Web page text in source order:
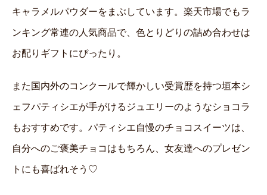
キャラメルパウダーをまぶしています。楽天市場でもラ
ンキング常連の人気商品で、色とりどりの詰め合わせは
お配りギフトにぴったり。
また国内外のコンクールで輝かしい受賞歴を持つ垣本シ
ェフパティシエが手がけるジュエリーのようなショコラ
もおすすめです。パティシエ自慢のチョコスイーツは、
自分へのご褒美チョコはもちろん、女友達へのプレゼン
トにも喜ばれそう♡